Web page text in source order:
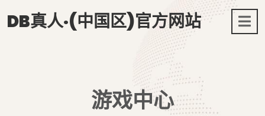
DB真人·(中国区)官方网站
游戏中心